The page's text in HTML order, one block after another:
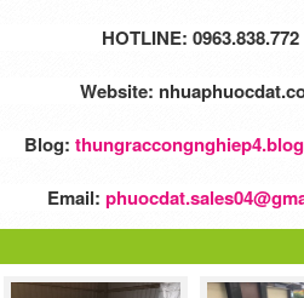
HOTLINE: 0963.838.772
Website:
Blog:
Email: